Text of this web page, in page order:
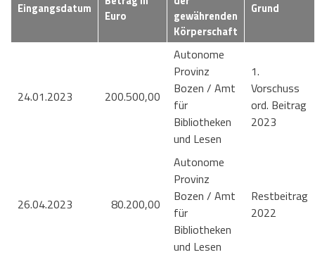
Eingangsdatum
Euro
gewährenden
Körperschaft
Grund
24.01.2023 200.500,00
Autonome
Provinz
Bozen / Amt
für
Bibliotheken
und Lesen
1.
Vorschuss
ord. Beitrag
2023
26.04.2023 80.200,00
Autonome
Provinz
Bozen / Amt
für
Bibliotheken
und Lesen
Restbeitrag
2022